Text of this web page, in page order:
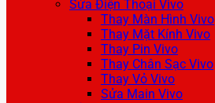
Sửa Điện Thoại Vivo
Thay Màn Hình Vivo
Thay Mặt Kính Vivo
Thay Pin Vivo
Thay Chân Sạc Vivo
Thay Vỏ Vivo
Sửa Main Vivo